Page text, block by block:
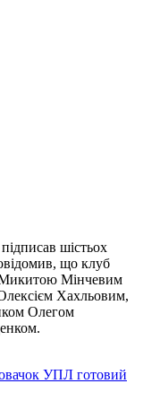
шістьох
що клуб
Микитою Мінчевим
Хахльовим,
Олегом
УПЛ готовий